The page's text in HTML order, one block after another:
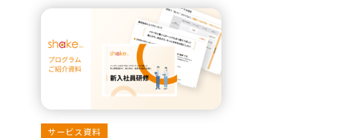
サービス資料